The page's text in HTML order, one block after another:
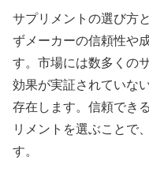
サプリメントの選び方
ずメーカーの信頼性や
す。市場には数多くの
効果が実証されていな
存在します。信頼でき
リメントを選ぶことで
す。